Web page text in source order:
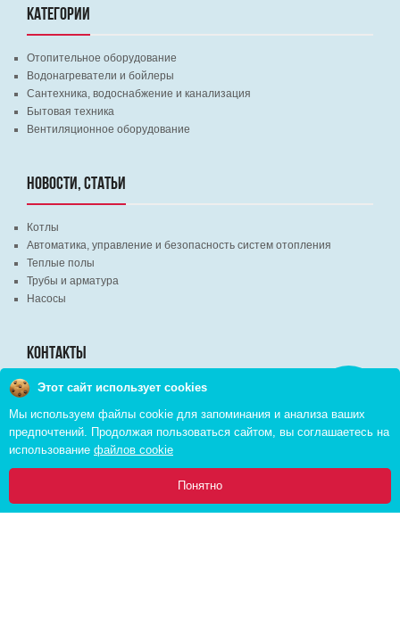
Главная Каталог Инфо Избранное Корзина:
КАТЕГОРИИ
Отопительное оборудование
Водонагреватели и бойлеры
Сантехника, водоснабжение и канализация
Бытовая техника
Вентиляционное оборудование
НОВОСТИ, СТАТЬИ
Котлы
Автоматика, управление и безопасность систем отопления
Теплые полы
Трубы и арматура
Насосы
КОНТАКТЫ
г. Минск, ВЦ "Экспобел", строительный рынок, павильон № 8c
г. Минск, ул. М. Лынькова, д. 35, пом. 199
+375 (29) 110-46-46 (А1)
+375 (29) 373-90-16 (A1)
Этот сайт использует cookies
Мы используем файлы cookie для запоминания и анализа ваших
предпочтений. Продолжая пользоваться сайтом, вы соглашаетесь на
использование файлов cookie
Понятно